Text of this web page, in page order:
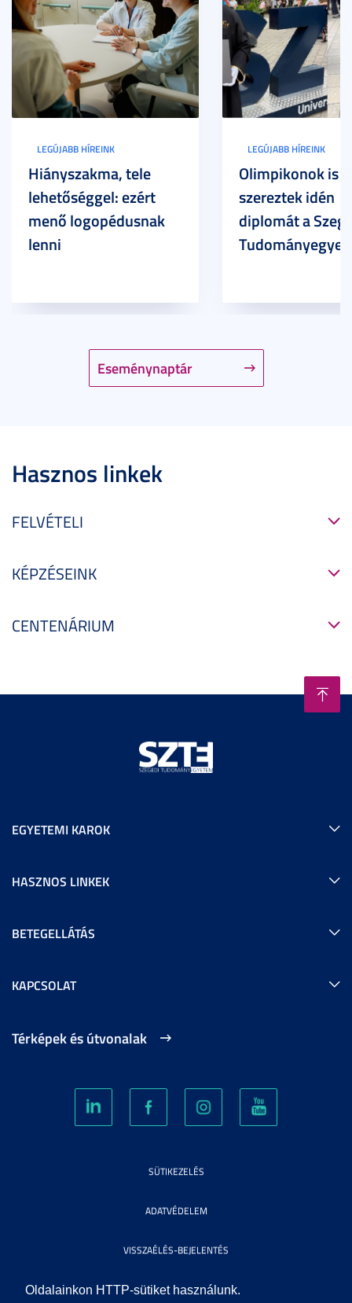
Oldalainkon HTTP-sütiket használunk.
Eseménynaptár
LEGÚJABB HÍREINK
Hiányszakma, tele
lehetőséggel: ezért
menő logopédusnak
lenni
LEGÚJABB HÍREINK
Olimpikonok is
szereztek idén
diplomát a
Hasznos linkek
FELVÉTELI
KÉPZÉSEINK
CENTENÁRIUM
EGYETEMI KAROK
HASZNOS LINKEK
BETEGELLÁTÁS
KAPCSOLAT
Térképek és útvonalak
SÜTIKEZELÉS
ADATVÉDELEM
VISSZAÉLÉS-BEJELENTÉS
KÖZÉRDEKŰ ADATOK